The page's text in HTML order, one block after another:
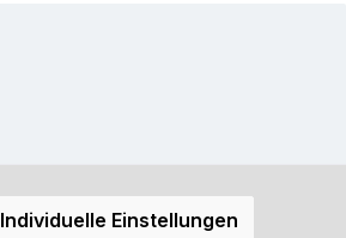
Individuelle Einstellungen